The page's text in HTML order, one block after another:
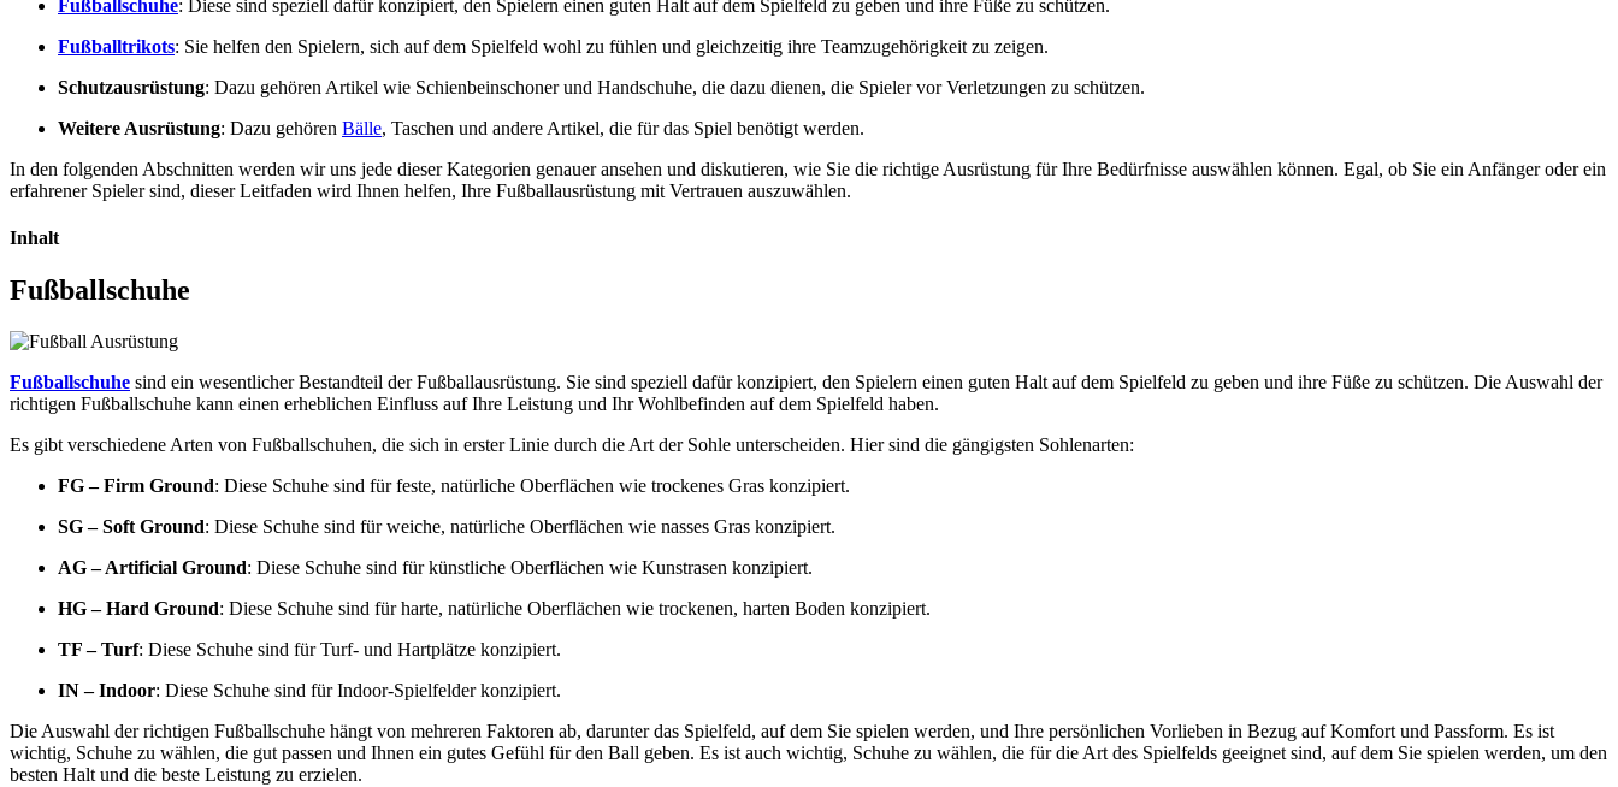
Fußballschuhe: Diese sind speziell dafür konzipiert, den Spielern einen guten Halt auf dem Spielfeld zu geben und ihre Füße zu schützen.
Fußballtrikots: Sie helfen den Spielern, sich auf dem Spielfeld wohl zu fühlen und gleichzeitig ihre Teamzugehörigkeit zu zeigen.
Schutzausrüstung: Dazu gehören Artikel wie Schienbeinschoner und Handschuhe, die dazu dienen, die Spieler vor Verletzungen zu schützen.
Weitere Ausrüstung: Dazu gehören Bälle, Taschen und andere Artikel, die für das Spiel benötigt werden.
In den folgenden Abschnitten werden wir uns jede dieser Kategorien genauer ansehen und diskutieren, wie Sie die richtige Ausrüstung für Ihre Bedürfnisse auswählen können. Egal, ob Sie ein Anfänger oder ein
erfahrener Spieler sind, dieser Leitfaden wird Ihnen helfen, Ihre Fußballausrüstung mit Vertrauen auszuwählen.
Inhalt
Fußballschuhe
Fußballschuhe sind ein wesentlicher Bestandteil der Fußballausrüstung. Sie sind speziell dafür konzipiert, den Spielern einen guten Halt auf dem Spielfeld zu geben und ihre Füße zu schützen. Die Auswahl der
richtigen Fußballschuhe kann einen erheblichen Einfluss auf Ihre Leistung und Ihr Wohlbefinden auf dem Spielfeld haben.
Es gibt verschiedene Arten von Fußballschuhen, die sich in erster Linie durch die Art der Sohle unterscheiden. Hier sind die gängigsten Sohlenarten:
FG – Firm Ground: Diese Schuhe sind für feste, natürliche Oberflächen wie trockenes Gras konzipiert.
SG – Soft Ground: Diese Schuhe sind für weiche, natürliche Oberflächen wie nasses Gras konzipiert.
AG – Artificial Ground: Diese Schuhe sind für künstliche Oberflächen wie Kunstrasen konzipiert.
HG – Hard Ground: Diese Schuhe sind für harte, natürliche Oberflächen wie trockenen, harten Boden konzipiert.
TF – Turf: Diese Schuhe sind für Turf- und Hartplätze konzipiert.
IN – Indoor: Diese Schuhe sind für Indoor-Spielfelder konzipiert.
Die Auswahl der richtigen Fußballschuhe hängt von mehreren Faktoren ab, darunter das Spielfeld, auf dem Sie spielen werden, und Ihre persönlichen Vorlieben in Bezug auf Komfort und Passform. Es ist
wichtig, Schuhe zu wählen, die gut passen und Ihnen ein gutes Gefühl für den Ball geben. Es ist auch wichtig, Schuhe zu wählen, die für die Art des Spielfelds geeignet sind, auf dem Sie spielen werden, um den
besten Halt und die beste Leistung zu erzielen.